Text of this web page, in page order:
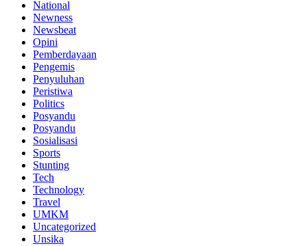
National
Newness
Newsbeat
Opini
Pemberdayaan
Pengemis
Penyuluhan
Peristiwa
Politics
Posyandu
Posyandu
Sosialisasi
Sports
Stunting
Tech
Technology
Travel
UMKM
Uncategorized
Unsika